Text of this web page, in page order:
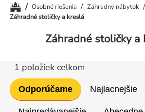
Domov
/ Osobné riešenia / Záhradný nábytok /
Záhradné stoličky a kreslá
Záhradné stoličky a
Radenie
produktov
Odporúčame Najlacnejšie
1 položiek celkom